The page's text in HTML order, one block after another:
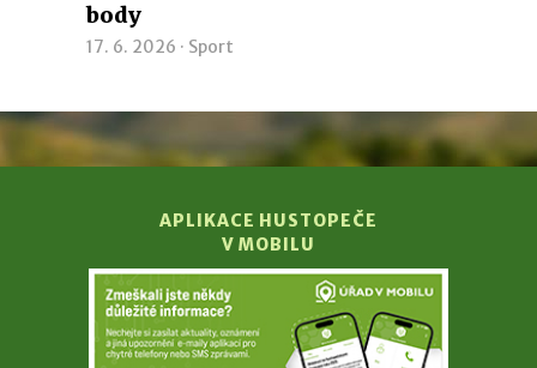
body
17. 6. 2026 · Sport
APLIKACE HUSTOPEČE
V MOBILU